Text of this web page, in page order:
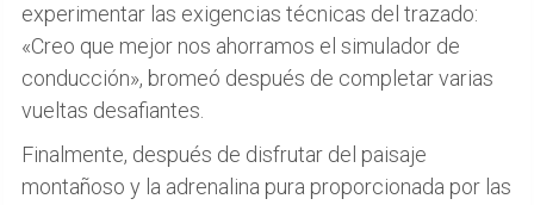
experimentar las exigencias técnicas del trazado:
«Creo que mejor nos ahorramos el simulador de
conducción», bromeó después de completar varias
vueltas desafiantes.
Finalmente, después de disfrutar del paisaje
montañoso y la adrenalina pura proporcionada por las